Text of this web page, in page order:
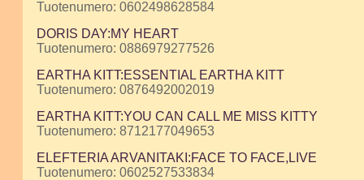
Tuotenumero: 0602498628584
DORIS DAY:MY HEART
Tuotenumero: 0886979277526
EARTHA KITT:ESSENTIAL EARTHA KITT
Tuotenumero: 0876492002019
EARTHA KITT:YOU CAN CALL ME MISS KITTY
Tuotenumero: 8712177049653
ELEFTERIA ARVANITAKI:FACE TO FACE,LIVE
Tuotenumero: 0602527533834